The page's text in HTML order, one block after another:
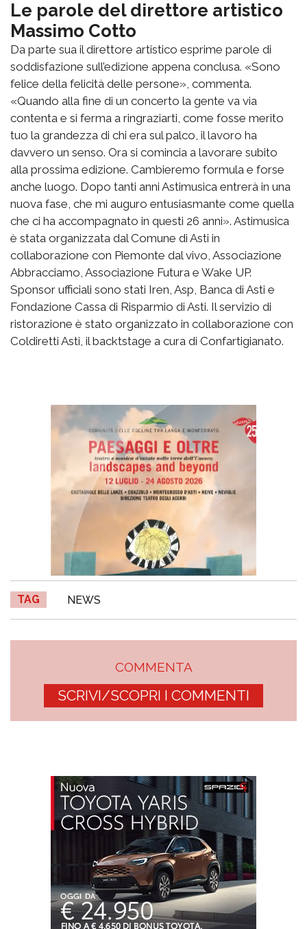
Le parole del direttore artistico
Massimo Cotto
Da parte sua il direttore artistico esprime parole di
soddisfazione sull’edizione appena conclusa. «Sono
felice della felicità delle persone», commenta.
«Quando alla fine di un concerto la gente va via
contenta e si ferma a ringraziarti, come fosse merito
tuo la grandezza di chi era sul palco, il lavoro ha
davvero un senso. Ora si comincia a lavorare subito
alla prossima edizione. Cambieremo formula e forse
anche luogo. Dopo tanti anni Astimusica entrerà in una
nuova fase, che mi auguro entusiasmante come quella
che ci ha accompagnato in questi 26 anni». Astimusica
è stata organizzata dal Comune di Asti in
collaborazione con Piemonte dal vivo, Associazione
Abbracciamo, Associazione Futura e Wake UP.
Sponsor ufficiali sono stati Iren, Asp, Banca di Asti e
Fondazione Cassa di Risparmio di Asti. Il servizio di
ristorazione è stato organizzato in collaborazione con
Coldiretti Asti, il backtstage a cura di Confartigianato.
TAG NEWS
COMMENTA
SCRIVI/SCOPRI I COMMENTI